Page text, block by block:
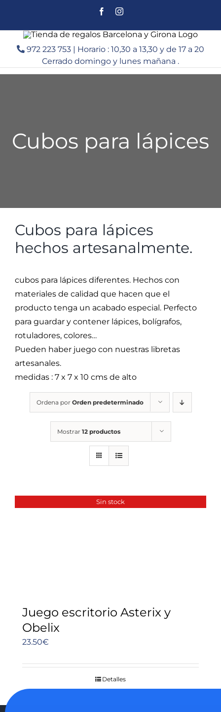
contenido
FacebookInstagram
972 223 753 | Horario : 10,30 a 13,30 y de 17 a 20
Cerrado domingo y lunes mañana .
Cubos para lápices
Cubos para lápices
hechos artesanalmente.
cubos para lápices diferentes. Hechos con
materiales de calidad que hacen que el
producto tenga un acabado especial. Perfecto
para guardar y contener lápices, bolígrafos,
rotuladores, colores…
Pueden haber juego con nuestras libretas
artesanales.
medidas : 7 x 7 x 10 cms de alto
Ordena por Orden predeterminado
Mostrar 12 productos
Sin stock
Juego escritorio Asterix y
Obelix
23.50€
Detalles